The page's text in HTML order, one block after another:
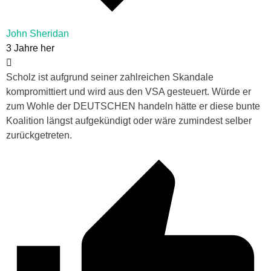
John Sheridan
3 Jahre her
Scholz ist aufgrund seiner zahlreichen Skandale
kompromittiert und wird aus den VSA gesteuert. Würde er
zum Wohle der DEUTSCHEN handeln hätte er diese bunte
Koalition längst aufgekündigt oder wäre zumindest selber
zurückgetreten.